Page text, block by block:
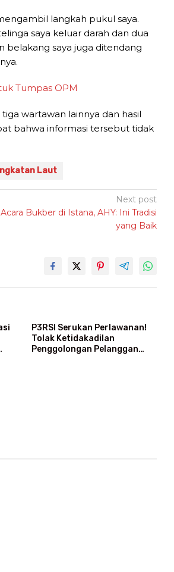
langkah pukul saya.
saya keluar darah dan dua
belakang saya juga ditendang
Tumpas OPM
wartawan lainnya dan hasil
bahwa informasi tersebut tidak
Laut
Next post
Bukber di Istana, AHY: Ini Tradisi
yang Baik
P3RSI Serukan Perlawanan!
Tolak Ketidakadilan
Penggolongan Pelanggan